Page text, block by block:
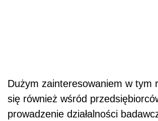
Dużym zainteresowaniem w tym
się również wśród
prowadzenie działalności